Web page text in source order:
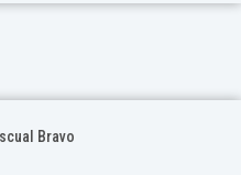
Bravo